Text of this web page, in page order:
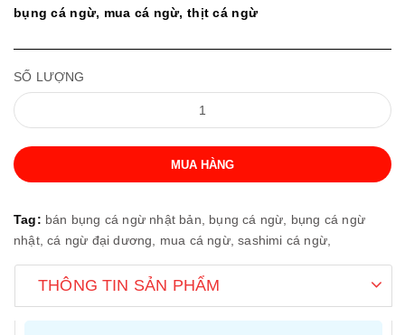
bụng cá ngừ, mua cá ngừ, thịt cá ngừ
SỐ LƯỢNG
MUA HÀNG
Tag: bán bụng cá ngừ nhật bản, bụng cá ngừ, bụng cá ngừ
nhật,cá ngừ đại dương, mua cá ngừ,sashimi cá ngừ,
THÔNG TIN SẢN PHẨM